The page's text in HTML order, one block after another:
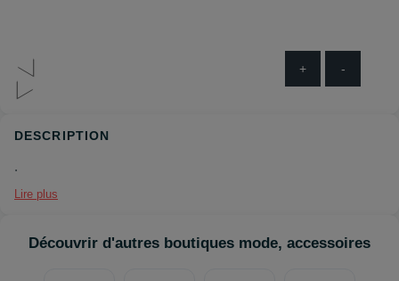
+ -
DESCRIPTION
.
Lire plus
Découvrir d'autres boutiques mode, accessoires